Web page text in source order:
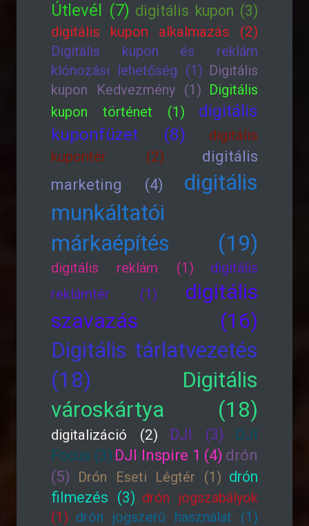
Útlevél (7) digitális kupon (3)
digitális kupon alkalmazás (2)
Digitális kupon és reklám
klónozási lehetőség (1) Digitális
kupon Kedvezmény (1) Digitális
kupon történet (1)
digitális
kuponfüzet (8)
digitális
kupontér (2)
digitális
marketing (4)
digitális
munkáltatói
márkaépítés (19)
digitális reklám (1)
digitális
reklámtér (1)
digitális
szavazás (16)
Digitális tárlatvezetés
(18)
Digitális
városkártya (18)
digitalizáció (2) DJI (3)
DJI
Focus (3) DJI Inspire 1 (4) drón
(5)
Drón Eseti Légtér (1) drón
filmezés (3) drón jogszabályok
(1) drón jogszerű használat (1)